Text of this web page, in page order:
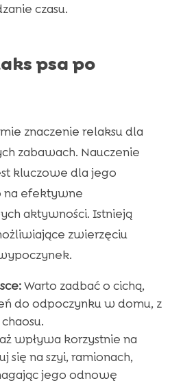
czasu.
psa po
znaczenie relaksu dla
zabawach. Nauczenie
kluczowe dla jego
na efektywne
aktywności. Istnieją
zwierzęciu
Warto zadbać o cichą,
do odpoczynku w domu, z
wpływa korzystnie na
się na szyi, ramionach,
jego odnowę